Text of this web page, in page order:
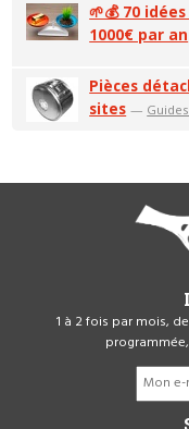
🌱💰 70
1000€ par an
Pièces
sites —
1 à 2 fois par mois,